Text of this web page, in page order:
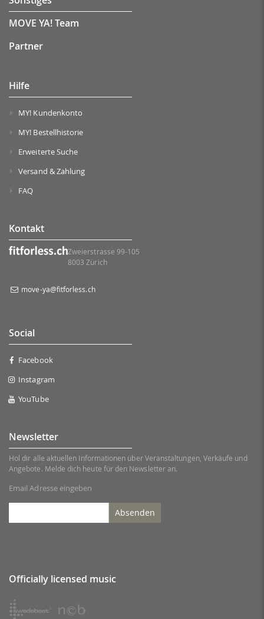
MOVE YA! Team
Partner
Hilfe
MY! Kundenkonto
MY! Bestellhistorie
Erweiterte Suche
Versand & Zahlung
FAQ
Kontakt
Zweierstrasse 99-105
8003 Zürich
move-ya@fitforless.ch
Social
Facebook
Instagram
YouTube
Newsletter
Hol dir alle aktuellen Informationen über Veranstaltungen, Verkäufe und
Angebote. Melde dich heute für den Newsletter an.
Email Adresse eingeben
Absenden
Officially licensed music